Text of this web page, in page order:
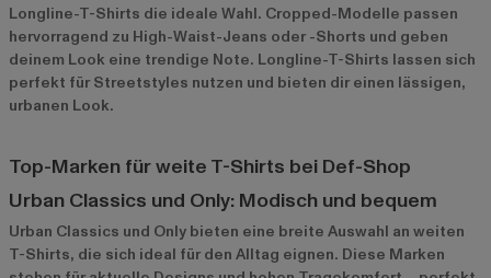
Longline-T-Shirts die ideale Wahl. Cropped-Modelle passen
hervorragend zu High-Waist-Jeans oder -Shorts und geben
deinem Look eine trendige Note. Longline-T-Shirts lassen sich
perfekt für Streetstyles nutzen und bieten dir einen lässigen,
urbanen Look.
Top-Marken für weite T-Shirts bei Def-Shop
Urban Classics und Only: Modisch und bequem
Urban Classics und Only bieten eine breite Auswahl an weiten
T-Shirts, die sich ideal für den Alltag eignen. Diese Marken